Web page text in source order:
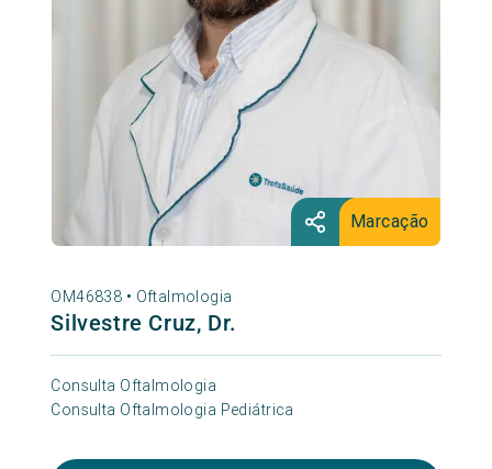
Marcação
OM46838 • Oftalmologia
Silvestre Cruz, Dr.
Consulta Oftalmologia
Consulta Oftalmologia Pediátrica